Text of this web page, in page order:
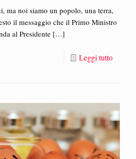
ma noi siamo un popolo, una terra,
il messaggio che il Primo Ministro
al Presidente […]
Leggi tutto